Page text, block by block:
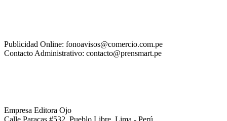
Publicidad Online: fonoavisos@comercio.com.pe
Contacto Administrativo: contacto@prensmart.pe
Empresa Editora Ojo
Calle Paracas #532, Pueblo Libre, Lima - Perú